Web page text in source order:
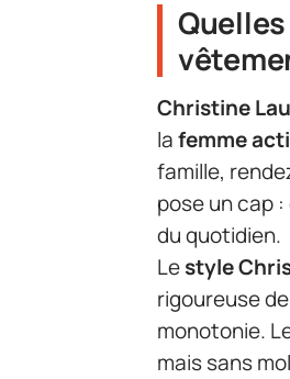
Christine
lafemme
famille,
pose un cap :
du quotidien.
Lestyle
rigoureuse
monotonie.
mais sans